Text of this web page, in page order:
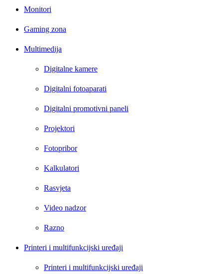
Monitori
Gaming zona
Multimedija
Digitalne kamere
Digitalni fotoaparati
Digitalni promotivni paneli
Projektori
Fotopribor
Kalkulatori
Rasvjeta
Video nadzor
Razno
Printeri i multifunkcijski uređaji
Printeri i multifunkcijski uređaji